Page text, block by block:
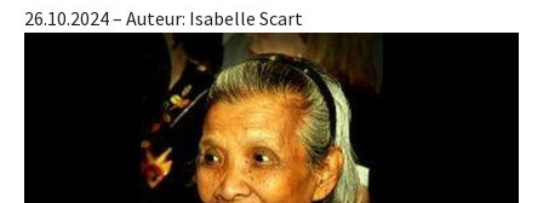
26.10.2024– Auteur: Isabelle Scart